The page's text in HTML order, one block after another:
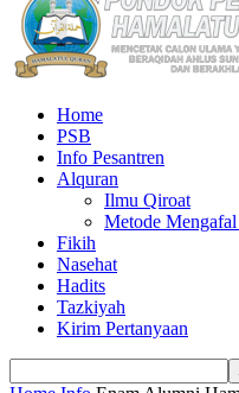
Home
PSB
Info Pesantren
Alquran
Ilmu Qiroat
Metode
Fikih
Nasehat
Hadits
Tazkiyah
Kirim Pertanyaan